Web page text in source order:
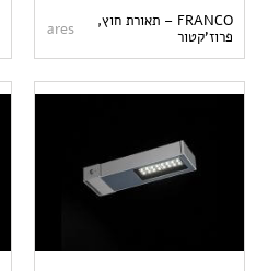
FRANCO – תאורת חוץ,
פרוז'קטור
ares